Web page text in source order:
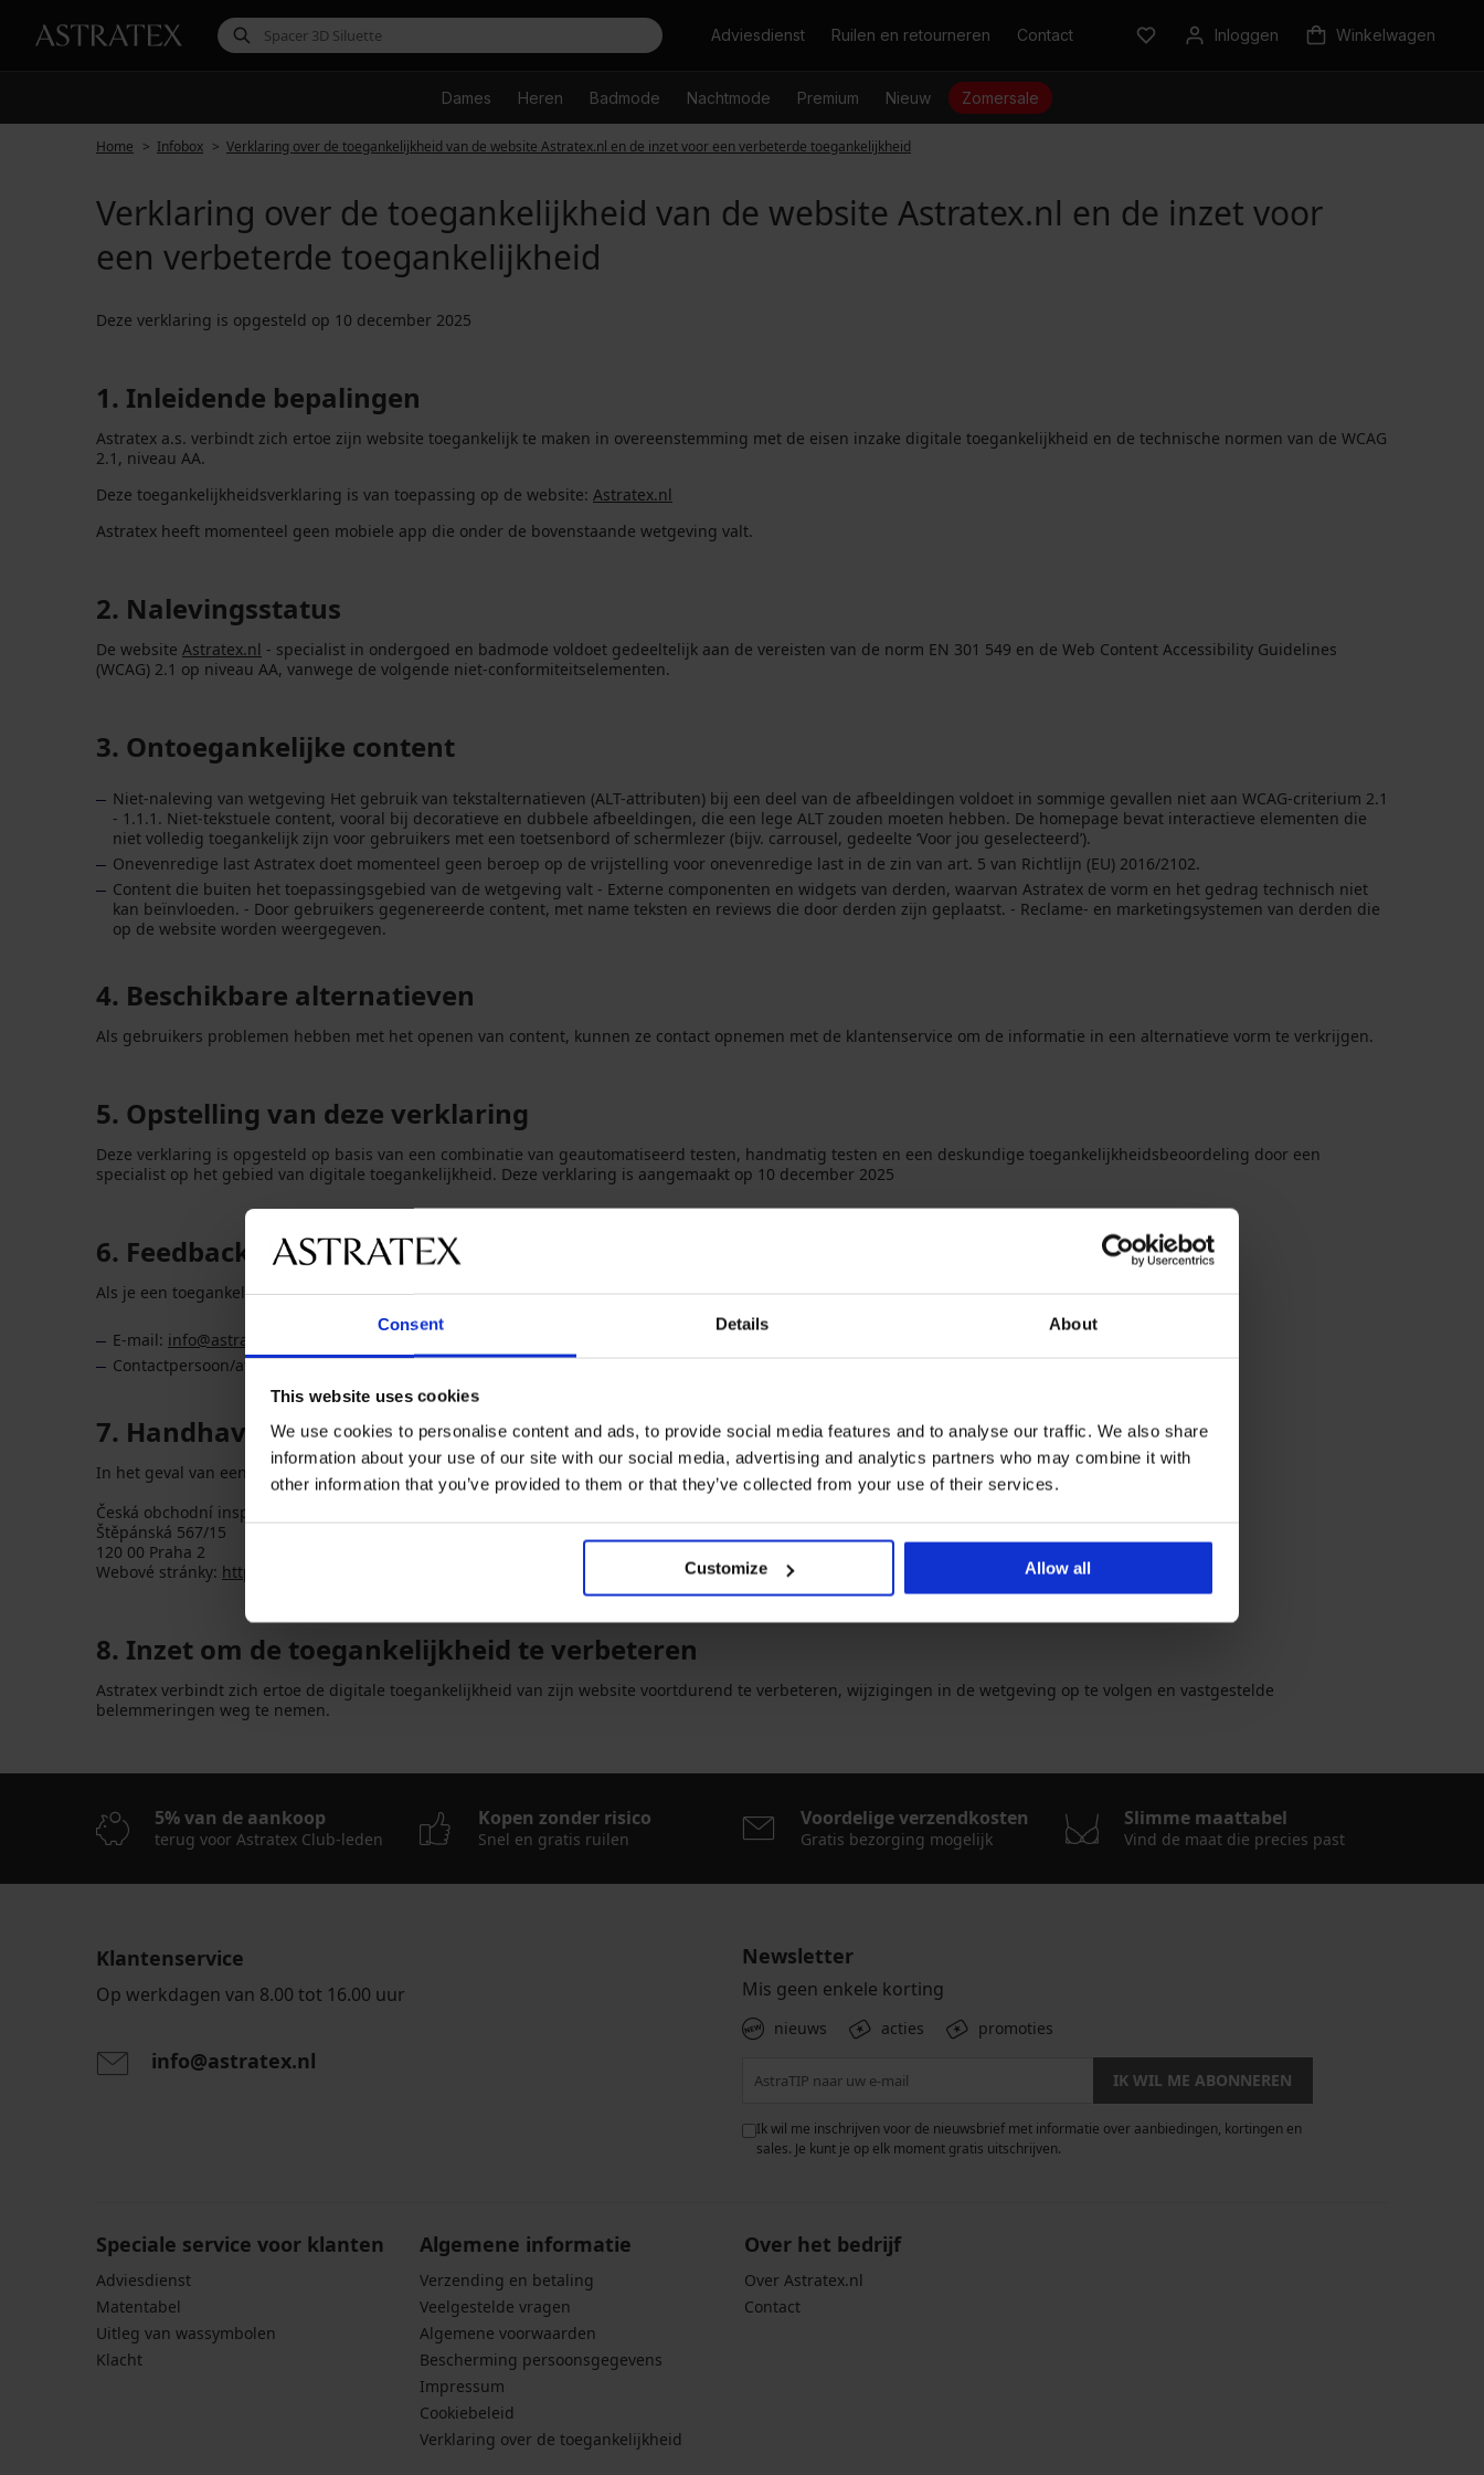
Consent Details About
This website uses cookies
We use cookies to personalise content and ads, to provide social media features and to analyse our traffic. We also share
information about your use of our site with our social media, advertising and analytics partners who may combine it with
other information that you’ve provided to them or that they’ve collected from your use of their services.
Customize Allow all
ZoekenAdviesdienst Ruilen en retourneren Contact Inloggen Winkelwagen
Dames Heren Badmode Nachtmode Premium Nieuw Zomersale
Home Infobox Verklaring over de toegankelijkheid van de website Astratex.nl en de inzet voor een verbeterde toegankelijkheid
Verklaring over de toegankelijkheid van de website Astratex.nl en de inzet voor
een verbeterde toegankelijkheid
Deze verklaring is opgesteld op 10 december 2025
1. Inleidende bepalingen
Astratex a.s. verbindt zich ertoe zijn website toegankelijk te maken in overeenstemming met de eisen inzake digitale toegankelijkheid en de technische normen van de WCAG
2.1, niveau AA.
Deze toegankelijkheidsverklaring is van toepassing op de website: Astratex.nl
Astratex heeft momenteel geen mobiele app die onder de bovenstaande wetgeving valt.
2. Nalevingsstatus
De website Astratex.nl - specialist in ondergoed en badmode voldoet gedeeltelijk aan de vereisten van de norm EN 301 549 en de Web Content Accessibility Guidelines
(WCAG) 2.1 op niveau AA, vanwege de volgende niet-conformiteitselementen.
3. Ontoegankelijke content
Niet-naleving van wetgeving Het gebruik van tekstalternatieven (ALT-attributen) bij een deel van de afbeeldingen voldoet in sommige gevallen niet aan WCAG-criterium 2.1
- 1.1.1. Niet-tekstuele content, vooral bij decoratieve en dubbele afbeeldingen, die een lege ALT zouden moeten hebben. De homepage bevat interactieve elementen die
niet volledig toegankelijk zijn voor gebruikers met een toetsenbord of schermlezer (bijv. carrousel, gedeelte ‘Voor jou geselecteerd’).
Onevenredige last Astratex doet momenteel geen beroep op de vrijstelling voor onevenredige last in de zin van art. 5 van Richtlijn (EU) 2016/2102.
Content die buiten het toepassingsgebied van de wetgeving valt - Externe componenten en widgets van derden, waarvan Astratex de vorm en het gedrag technisch niet
kan beïnvloeden. - Door gebruikers gegenereerde content, met name teksten en reviews die door derden zijn geplaatst. - Reclame- en marketingsystemen van derden die
op de website worden weergegeven.
4. Beschikbare alternatieven
Als gebruikers problemen hebben met het openen van content, kunnen ze contact opnemen met de klantenservice om de informatie in een alternatieve vorm te verkrijgen.
5. Opstelling van deze verklaring
Deze verklaring is opgesteld op basis van een combinatie van geautomatiseerd testen, handmatig testen en een deskundige toegankelijkheidsbeoordeling door een
specialist op het gebied van digitale toegankelijkheid. Deze verklaring is aangemaakt op 10 december 2025
6. Feedback en contactgegevens
Als je een toegankelijkheidsprobleem tegenkomt of content in een alternatieve vorm nodig hebt, neem dan contact met ons op:
E-mail: info@astratex.nl
Contactpersoon/afdeling: Klantenservice
7. Handhavingsprocedures
In het geval van een onbevredigend antwoord op een melding of verzoek om informatie, kun je contact opnemen met de relevante handhavingsinstantie:
Česká obchodní inspekce
Štěpánská 567/15
120 00 Praha 2
Webové stránky: https://www.coi.cz
8. Inzet om de toegankelijkheid te verbeteren
Astratex verbindt zich ertoe de digitale toegankelijkheid van zijn website voortdurend te verbeteren, wijzigingen in de wetgeving op te volgen en vastgestelde
belemmeringen weg te nemen.
5% van de aankoop
terug voor Astratex Club-leden
Kopen zonder risico
Snel en gratis ruilen
Voordelige verzendkosten
Gratis bezorging mogelijk
Slimme maattabel
Vind de maat die precies past
Klantenservice
Op werkdagen van 8.00 tot 16.00 uur
info@astratex.nl
Newsletter
Mis geen enkele korting
nieuws acties promoties
IK WIL ME ABONNEREN
Ik wil me inschrijven voor de nieuwsbrief met informatie over aanbiedingen, kortingen en
sales. Je kunt je op elk moment gratis uitschrijven.
Speciale service voor klanten
Adviesdienst
Matentabel
Uitleg van wassymbolen
Klacht
Algemene informatie
Verzending en betaling
Veelgestelde vragen
Algemene voorwaarden
Bescherming persoonsgegevens
Impressum
Cookiebeleid
Verklaring over de toegankelijkheid
Over het bedrijf
Over Astratex.nl
Contact